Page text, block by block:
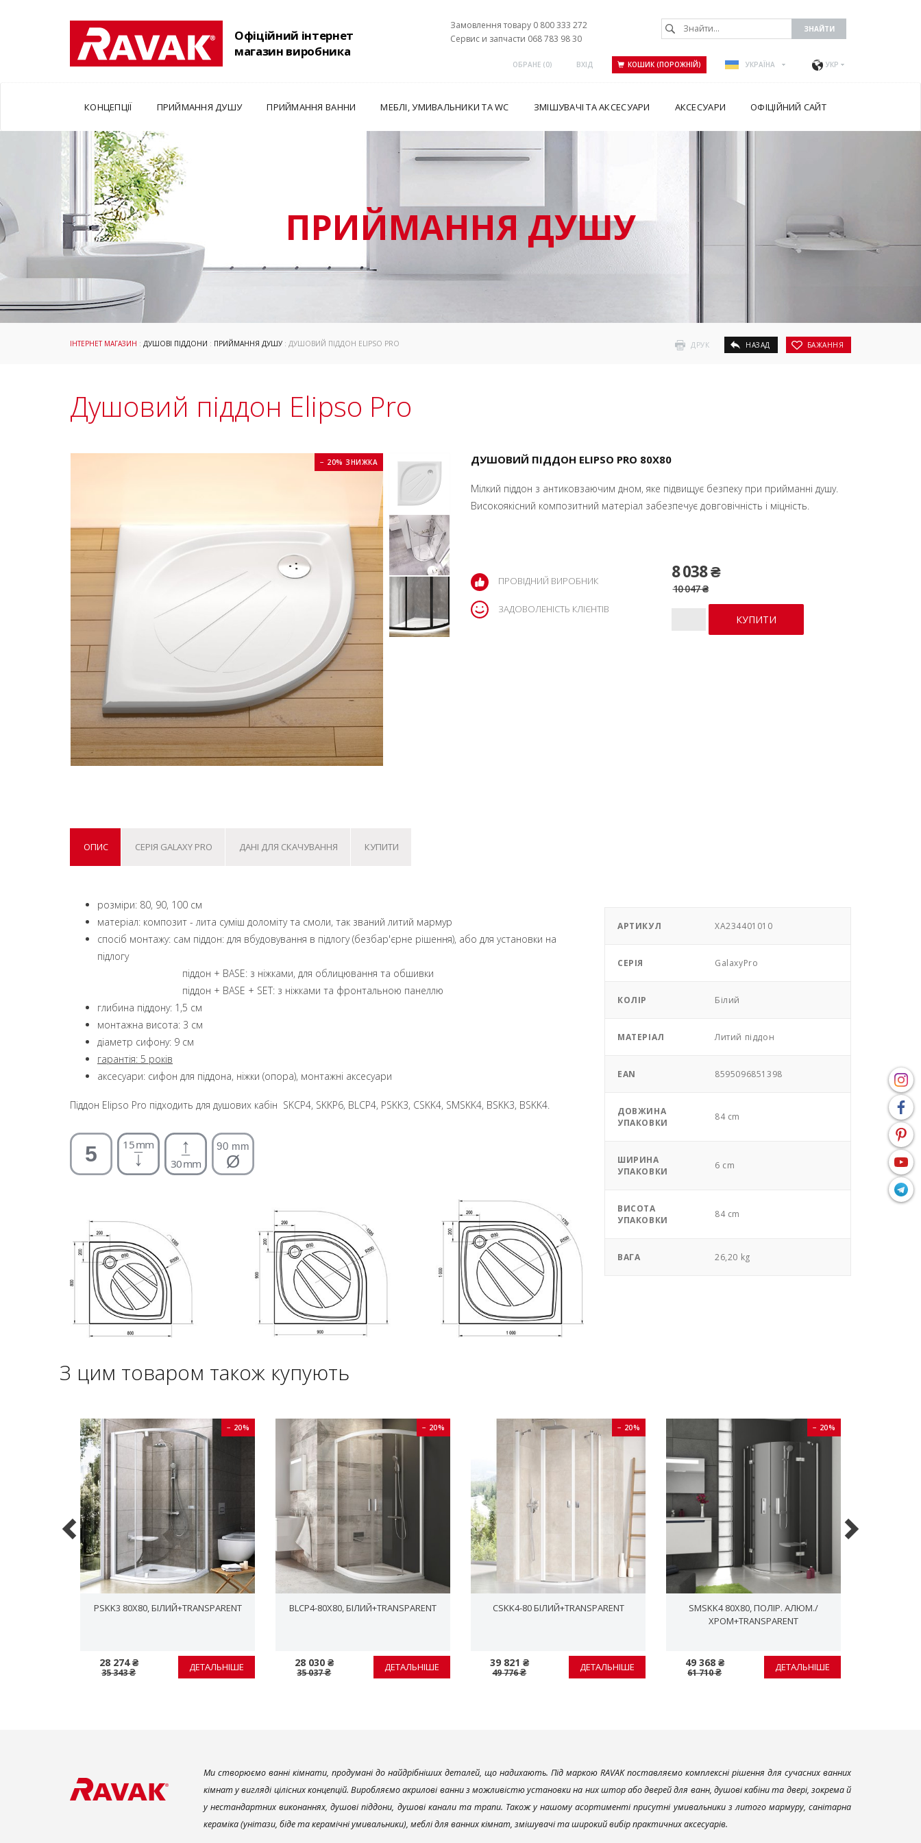
Офіційний інтернет
магазин виробника
Замовлення товару 0 800 333 272
Сервис и запчасти 068 783 98 30
ОБРАНЕ (0) ВХІД КОШИК (ПОРОЖНІЙ) УКРАЇНА УКР
КОНЦЕПЦІЇ ПРИЙМАННЯ ДУШУ ПРИЙМАННЯ ВАННИ МЕБЛІ, УМИВАЛЬНИКИ ТА WC ЗМІШУВАЧІ ТА АКСЕСУАРИ АКСЕСУАРИ ОФІЦІЙНИЙ САЙТ
ПРИЙМАННЯ ДУШУ
ДРУК НАЗАД БАЖАННЯ
ІНТЕРНЕТ МАГАЗИН : ДУШОВІ ПІДДОНИ : ПРИЙМАННЯ ДУШУ : ДУШОВИЙ ПІДДОН ELIPSO PRO
Душовий піддон Elipso Pro
− 20% ЗНИЖКА ДУШОВИЙ ПІДДОН ELIPSO PRO 80X80
Мілкий піддон з антиковзаючим дном, яке підвищує безпеку при прийманні душу.
Високоякісний композитний матеріал забезпечує довговічність і міцність.
8 038 ₴
10 047 ₴
ПРОВІДНИЙ ВИРОБНИК
ЗАДОВОЛЕНІСТЬ КЛІЄНТІВ
ОПИС СЕРІЯ GALAXY PRO ДАНІ ДЛЯ СКАЧУВАННЯ КУПИТИ
розміри: 80, 90, 100 см
матеріал: композит - лита суміш доломіту та смоли, так званий литий мармур
спосіб монтажу: сам піддон: для вбудовування в підлогу (безбар'єрне рішення), або для установки на
підлогу
піддон + BASE: з ніжками, для облицювання та обшивки
піддон + BASE + SET: з ніжками та фронтальною панеллю
глибина піддону: 1,5 см
монтажна висота: 3 см
діаметр сифону: 9 см
гарантія: 5 років
аксесуари: сифон для піддона, ніжки (опора), монтажні аксесуари
Піддон Elipso Pro підходить для душових кабін SKCP4, SKKP6, BLCP4, PSKK3, CSKK4, SMSKK4, BSKK3, BSKK4.
АРТИКУЛ XA234401010
СЕРІЯ GalaxyPro
КОЛІР Білий
МАТЕРІАЛ Литий піддон
EAN 8595096851398
ДОВЖИНА
УПАКОВКИ
84 cm
ШИРИНА
УПАКОВКИ
6 cm
ВИСОТА
УПАКОВКИ
84 cm
ВАГА 26,20 kg
З цим товаром також купують
− 20%
PSKK3 80X80, БІЛИЙ+TRANSPARENT
28 274 ₴
35 343 ₴ ДЕТАЛЬНІШЕ
− 20%
BLCP4-80X80, БІЛИЙ+TRANSPARENT
28 030 ₴
35 037 ₴ ДЕТАЛЬНІШЕ
− 20%
CSKK4-80 БІЛИЙ+TRANSPARENT
39 821 ₴
49 776 ₴ ДЕТАЛЬНІШЕ
− 20%
SMSKK4 80X80, ПОЛІР. АЛЮМ./
ХРОМ+TRANSPARENT
49 368 ₴
61 710 ₴ ДЕТАЛЬНІШЕ
Ми створюємо ванні кімнати, продумані до найдрібніших деталей, що надихають. Під маркою RAVAK поставляємо комплексні рішення для сучасних ванних
кімнат у вигляді цілісних концепцій. Виробляємо акрилові ванни з можливістю установки на них штор або дверей для ванн, душові кабіни та двері, зокрема й
у нестандартних виконаннях, душові піддони, душові канали та трапи. Також у нашому асортименті присутні умивальники з литого мармуру, санітарна
кераміка (унітази, біде та керамічні умивальники), меблі для ванних кімнат, змішувачі та широкий вибір практичних аксесуарів.